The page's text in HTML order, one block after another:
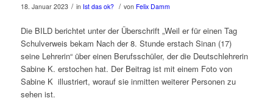
18. Januar 2023 / in Ist das ok? / von Felix Damm
Die BILD berichtet unter der Überschrift „Weil er für einen Tag
Schulverweis bekam Nach der 8. Stunde erstach Sinan (17)
seine Lehrerin“ über einen Berufsschüler, der die Deutschlehrerin
Sabine K. erstochen hat. Der Beitrag ist mit einem Foto von
Sabine K illustriert, worauf sie inmitten weiterer Personen zu
sehen ist.